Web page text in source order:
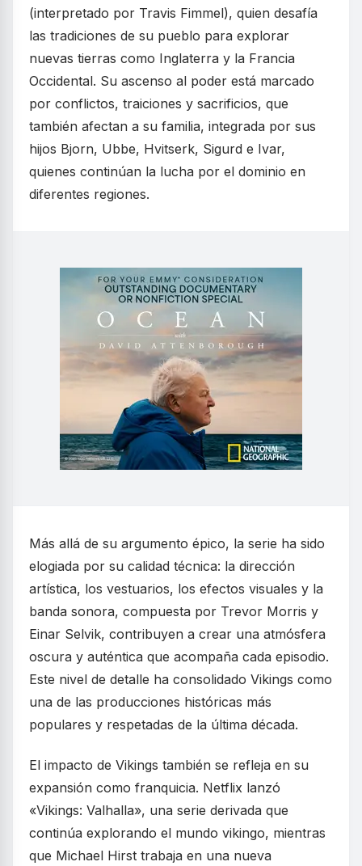
(interpretado por Travis Fimmel), quien desafía
las tradiciones de su pueblo para explorar
nuevas tierras como Inglaterra y la Francia
Occidental. Su ascenso al poder está marcado
por conflictos, traiciones y sacrificios, que
también afectan a su familia, integrada por sus
hijos Bjorn, Ubbe, Hvitserk, Sigurd e Ivar,
quienes continúan la lucha por el dominio en
diferentes regiones.
Más allá de su argumento épico, la serie ha sido
elogiada por su calidad técnica: la dirección
artística, los vestuarios, los efectos visuales y la
banda sonora, compuesta por Trevor Morris y
Einar Selvik, contribuyen a crear una atmósfera
oscura y auténtica que acompaña cada episodio.
Este nivel de detalle ha consolidado Vikings como
una de las producciones históricas más
populares y respetadas de la última década.
El impacto de Vikings también se refleja en su
expansión como franquicia. Netflix lanzó
«Vikings: Valhalla», una serie derivada que
continúa explorando el mundo vikingo, mientras
que Michael Hirst trabaja en una nueva